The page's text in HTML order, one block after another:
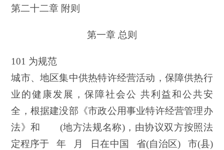
第二十二章 附则
第一章 总则
101 为规范
城市、地区集中供热特许经营活动，保障供热行
业的健康发展，保障社会公 共利益和公共安
全，根据建没部《市政公用事业特许经营管理办
法》和 (地方法规名称)，由协议双方按照法
定程序于 年 月 日在中国 省(自治区) 市(县)